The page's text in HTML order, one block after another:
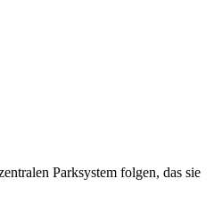
Parksystem folgen, das sie